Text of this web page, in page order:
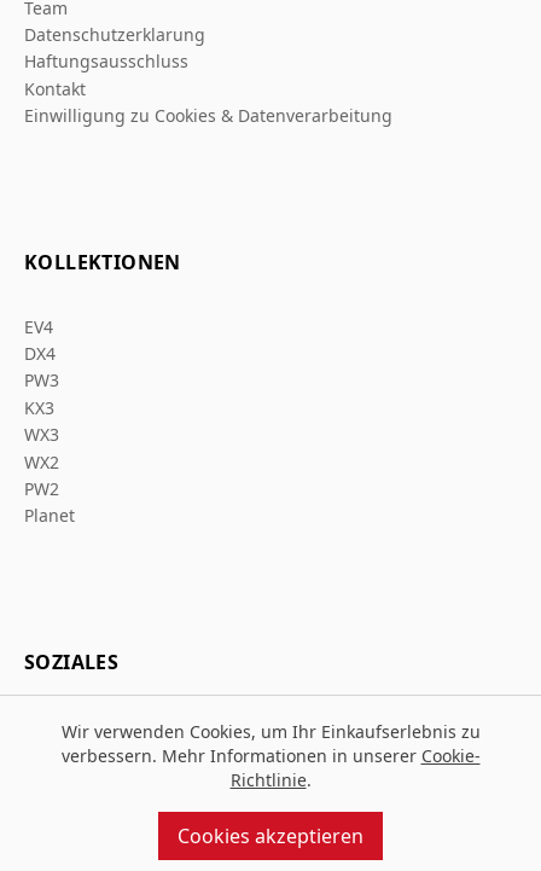
Team
Datenschutzerklarung
Haftungsausschluss
Kontakt
Einwilligung zu Cookies & Datenverarbeitung
KOLLEKTIONEN
EV4
DX4
PW3
KX3
WX3
WX2
PW2
Planet
SOZIALES
Entworfen und gebaut vonMMD
angetrieben von
Wir verwenden Cookies, um Ihr Einkaufserlebnis zu
verbessern. Mehr Informationen in unserer Cookie-
Richtlinie.
Cookies akzeptieren